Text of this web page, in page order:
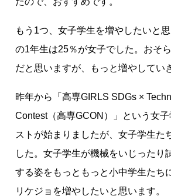
もう1つ、女子学生を増やしたいと
の1年生は25％が女子でした。おそ
だと思いますが、もっと増やしてい
昨年から「高専GIRLS SDGs ×
Contest（高専GCON）」という女
ストが始まりましたが、女子学生た
した。女子学生が機械をいじったり
する姿をもっともっと小中学生たち
リケジョを増やしたいと思います。